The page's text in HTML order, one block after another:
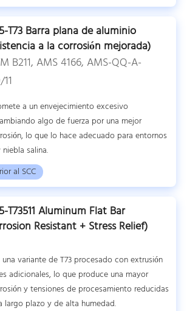
T73 Barra plana de aluminio
a la corrosión mejorada)
B211, AMS 4166, AMS-QQ-A-
a un envejecimiento excesivo
algo de fuerza por una mejor
lo que lo hace adecuado para entornos
salina.
al SCC
T73511 Aluminum Flat Bar
Resistant + Stress Relief)
una variante de T73 procesado con extrusión
adicionales, lo que produce una mayor
y tensiones de procesamiento reducidas
largo plazo y de alta humedad.